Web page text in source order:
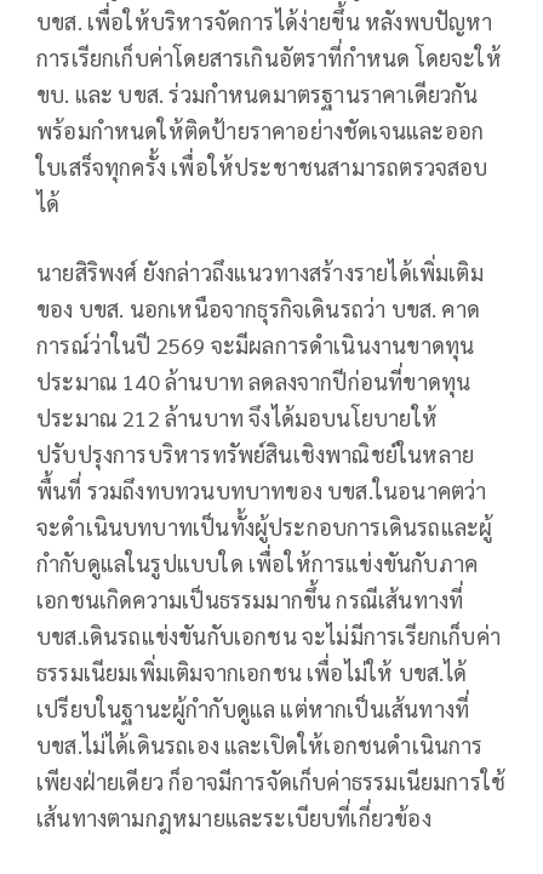
บขส. เพื่อให้บริหารจัดการได้ง่ายขึ้น หลังพบปัญหา
การเรียกเก็บค่าโดยสารเกินอัตราที่กำหนด โดยจะให้
ขบ. และ บขส. ร่วมกำหนดมาตรฐานราคาเดียวกัน
พร้อมกำหนดให้ติดป้ายราคาอย่างชัดเจนและออก
ใบเสร็จทุกครั้ง เพื่อให้ประชาชนสามารถตรวจสอบ
ได้
นายสิริพงศ์ ยังกล่าวถึงแนวทางสร้างรายได้เพิ่มเติม
ของ บขส. นอกเหนือจากธุรกิจเดินรถว่า บขส. คาด
การณ์ว่าในปี 2569 จะมีผลการดำเนินงานขาดทุน
ประมาณ 140 ล้านบาท ลดลงจากปีก่อนที่ขาดทุน
ประมาณ 212 ล้านบาท จึงได้มอบนโยบายให้
ปรับปรุงการบริหารทรัพย์สินเชิงพาณิชย์ในหลาย
พื้นที่ รวมถึงทบทวนบทบาทของ บขส.ในอนาคตว่า
จะดำเนินบทบาทเป็นทั้งผู้ประกอบการเดินรถและผู้
กำกับดูแลในรูปแบบใด เพื่อให้การแข่งขันกับภาค
เอกชนเกิดความเป็นธรรมมากขึ้น กรณีเส้นทางที่
บขส.เดินรถแข่งขันกับเอกชน จะไม่มีการเรียกเก็บค่า
ธรรมเนียมเพิ่มเติมจากเอกชน เพื่อไม่ให้ บขส.ได้
เปรียบในฐานะผู้กำกับดูแล แต่หากเป็นเส้นทางที่
บขส.ไม่ได้เดินรถเอง และเปิดให้เอกชนดำเนินการ
เพียงฝ่ายเดียว ก็อาจมีการจัดเก็บค่าธรรมเนียมการใช้
เส้นทางตามกฎหมายและระเบียบที่เกี่ยวข้อง